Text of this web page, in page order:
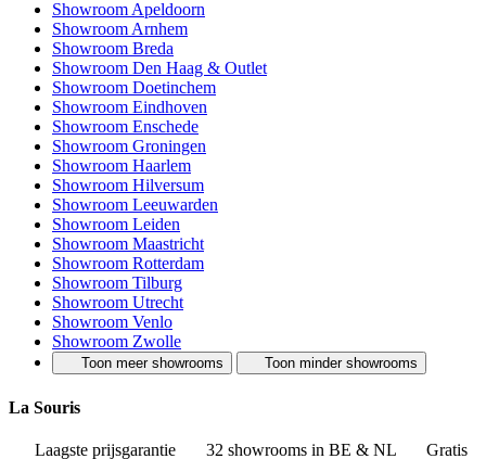
Showroom Apeldoorn
Showroom Arnhem
Showroom Breda
Showroom Den Haag & Outlet
Showroom Doetinchem
Showroom Eindhoven
Showroom Enschede
Showroom Groningen
Showroom Haarlem
Showroom Hilversum
Showroom Leeuwarden
Showroom Leiden
Showroom Maastricht
Showroom Rotterdam
Showroom Tilburg
Showroom Utrecht
Showroom Venlo
Showroom Zwolle
Toon meer showrooms Toon minder showrooms
La Souris
Laagste prijsgarantie 32 showrooms in BE & NL Gratis